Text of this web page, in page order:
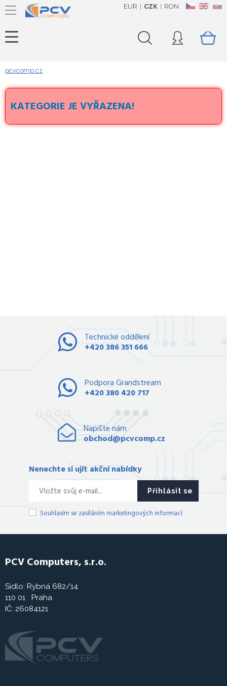
CZ EN SK
EUR CZK RON
pcvcomp.cz
KATEGORIE JE VYŘAZENA!
Technické oddělení
+420 386 351 666
Podpora Grandstream
+420 380 420 717
Napište nám
obchod@pcvcomp.cz
Nenechte si ujít akční nabídky
Přihlásit se
Souhlasím se zasíláním marketingových informací
PCV Computers, s.r.o.
Sídlo: Rybná 682/14
110 01 Praha
IČ: 26084121